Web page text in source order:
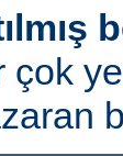
çok